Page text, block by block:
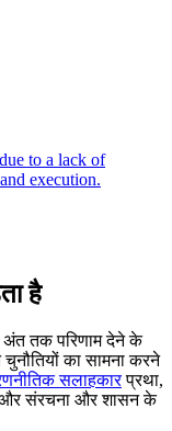
to a lack of
execution.
है
अंत तक परिणाम देने के
का सामना करने
सलाहकारप्रथा,
और संरचना और शासन के